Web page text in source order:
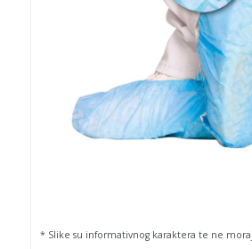
* Slike su informativnog karaktera te ne